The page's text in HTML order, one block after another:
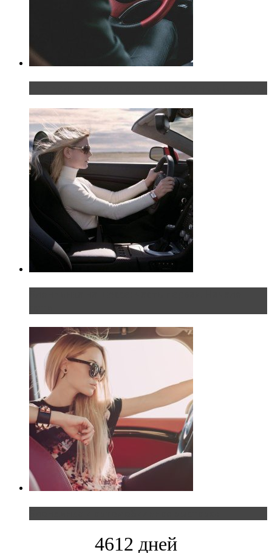
4612 дней